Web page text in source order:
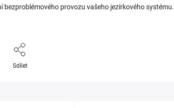
bezproblémového provozu vašeho jezírkového systému.
Sdílet